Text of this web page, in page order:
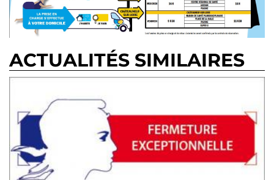
ACTUALITÉS SIMILAIRES